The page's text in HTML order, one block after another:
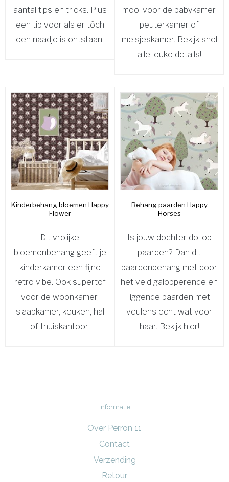
aantal tips en tricks. Plus
een tip voor als er tóch
een naadje is ontstaan.
mooi voor de babykamer,
peuterkamer of
meisjeskamer. Bekijk snel
alle leuke details!
Kinderbehang bloemen Happy
Flower
Dit vrolijke
bloemenbehang geeft je
kinderkamer een fijne
retro vibe. Ook supertof
voor de woonkamer,
slaapkamer, keuken, hal
of thuiskantoor!
Behang paarden Happy
Horses
Is jouw dochter dol op
paarden? Dan dit
paardenbehang met door
het veld galopperende en
liggende paarden met
veulens echt wat voor
haar. Bekijk hier!
Informatie
Over Perron 11
Contact
Verzending
Retour